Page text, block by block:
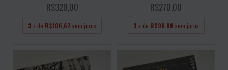
R$320,00
3 x de R$106,67 sem juros
R$270,00
3 x de R$90,00 sem juros